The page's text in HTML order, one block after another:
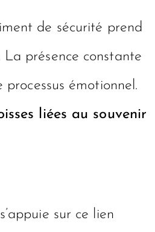
de sécurité prend
présence constante
émotionnel.
liées au souvenir
sur ce lien